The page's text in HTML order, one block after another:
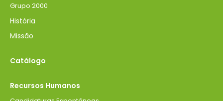
Grupo 2000
História
Missão
Catálogo
Recursos Humanos